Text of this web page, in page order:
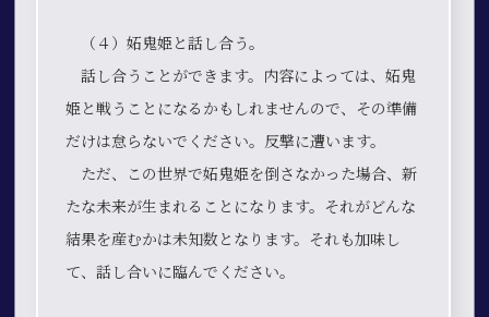
（４）妬鬼姫と話し合う。
話し合うことができます。内容によっては、妬鬼
姫と戦うことになるかもしれませんので、その準備
だけは怠らないでください。反撃に遭います。
ただ、この世界で妬鬼姫を倒さなかった場合、新
たな未来が生まれることになります。それがどんな
結果を産むかは未知数となります。それも加味し
て、話し合いに臨んでください。